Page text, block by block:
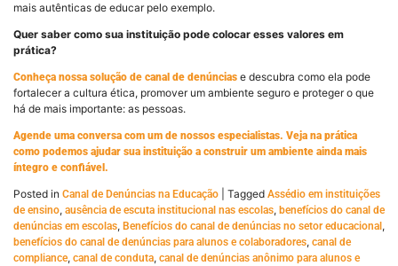
mais autênticas de educar pelo exemplo.
Quer saber como sua instituição pode colocar esses valores em
prática?
Conheça nossa solução de canal de denúncias e descubra como ela pode
fortalecer a cultura ética, promover um ambiente seguro e proteger o que
há de mais importante: as pessoas.
Agende uma conversa com um de nossos especialistas. Veja na prática
como podemos ajudar sua instituição a construir um ambiente ainda mais
íntegro e confiável.
Posted in Canal de Denúncias na Educação Tagged Assédio em instituições
de ensino, ausência de escuta institucional nas escolas, benefícios do canal de
denúncias em escolas, Benefícios do canal de denúncias no setor educacional ,
benefícios do canal de denúncias para alunos e colaboradores, canal de
compliance, canal de conduta, canal de denúncias anônimo para alunos e